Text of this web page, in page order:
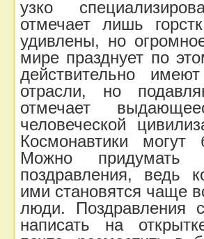
узко
отмечает лишь
удивлены, но
мире празднует по
действительно
отрасли, но
отмечает
человеческой
Космонавтики
Можно придумать
поздравления, ведь
ими становятся чаще
люди. Поздравления
написать на